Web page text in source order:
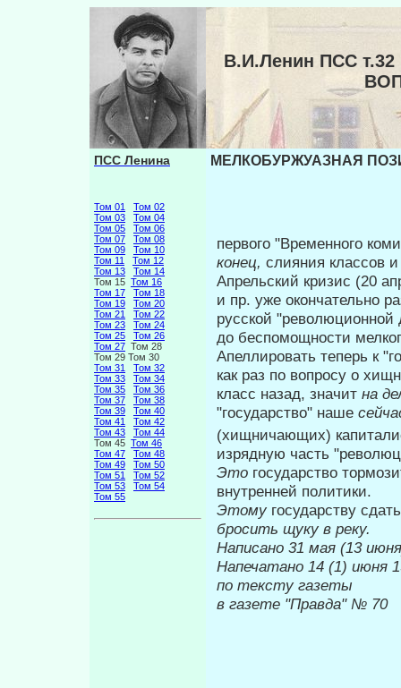
В.И.Ленин ПСС
ПСС Ленина
Том 01
Том 02
Том 03
Том 04
Том 05
Том 06
Том 07
Том 08
Том 09
Том 10
Том 11
Том 12
Том 13
Том 14
Том 15 Том 16
Том 17
Том 18
Том 19
Том 20
Том 21
Том 22
Том 23
Том 24
Том 25
Том 26
Том 27 Том 28
Том 29 Том 30
Том 31
Том 32
Том 33
Том 34
Том 35
Том 36
Том 37
Том 38
Том 39
Том 40
Том 41
Том 42
Том 43
Том 44
Том 45 Том 46
Том 47
Том 48
Том 49
Том 50
Том 51
Том 52
Том 53
Том 54
Том 55
МЕЛКОБУРЖУАЗНАЯ
первого "Временного
конец, слияния классов
Апрельский кризис (20
и пр. уже окончательно
русской "револю­ционной
до беспомощности
Апеллировать теперь к
как раз по вопросу о
класс назад, значит на
"государство" наше
(хищничающих)
изрядную часть
Это государство
внут­ренней политики.
Этому государству
бро­сить щуку в реку.
Написано 31 мая (13
Напечатано
по тексту газеты
в газете "Правда" № 70